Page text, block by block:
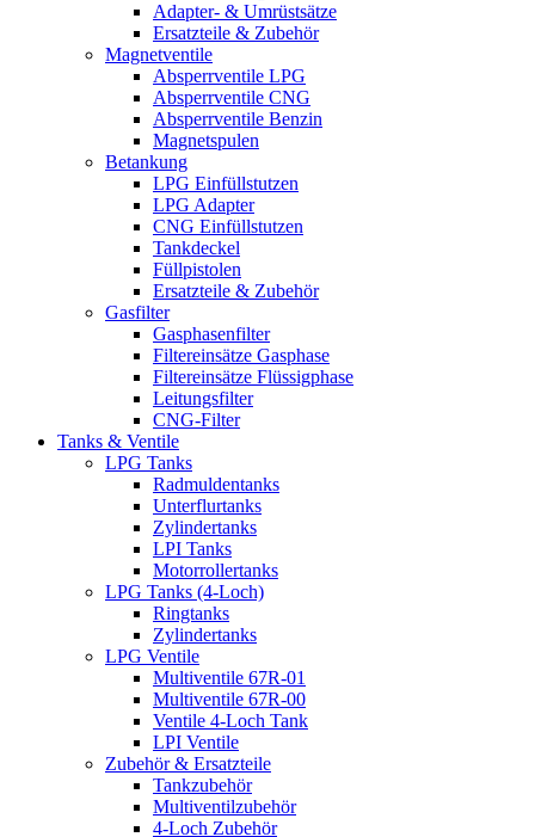
Adapter- & Umrüstsätze
Ersatzteile & Zubehör
Magnetventile
Absperrventile LPG
Absperrventile CNG
Absperrventile Benzin
Magnetspulen
Betankung
LPG Einfüllstutzen
LPG Adapter
CNG Einfüllstutzen
Tankdeckel
Füllpistolen
Ersatzteile & Zubehör
Gasfilter
Gasphasenfilter
Filtereinsätze Gasphase
Filtereinsätze Flüssigphase
Leitungsfilter
CNG-Filter
Tanks & Ventile
LPG Tanks
Radmuldentanks
Unterflurtanks
Zylindertanks
LPI Tanks
Motorrollertanks
LPG Tanks (4-Loch)
Ringtanks
Zylindertanks
LPG Ventile
Multiventile 67R-01
Multiventile 67R-00
Ventile 4-Loch Tank
LPI Ventile
Zubehör & Ersatzteile
Tankzubehör
Multiventilzubehör
4-Loch Zubehör